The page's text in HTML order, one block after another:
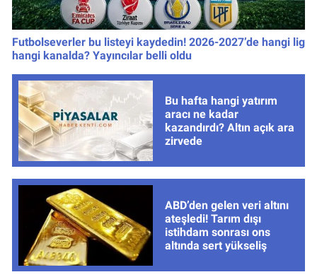
Futbolseverler bu listeyi kaydedin! 2026-2027’de hangi lig
hangi kanalda? Yayıncılar belli oldu
Bu hafta hangi yatırım
aracı ne kadar
kazandırdı? Altın açık ara
zirvede
ABD’den gelen veri altını
ateşledi! Tarım dışı
istihdam sonrası ons
altında sert yükseliş